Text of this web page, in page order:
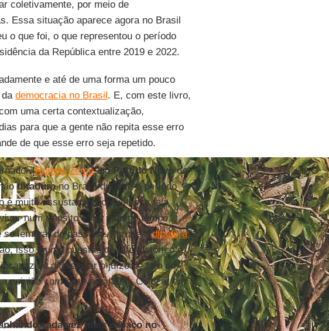
coletivamente, por meio de
Essa situação aparece agora no Brasil
o que foi, o que representou o período
da República entre 2019 e 2022.
e até de uma forma um pouco
democracia no Brasil. E, com este livro,
uma certa contextualização,
para que a gente não repita esse erro
de que esse erro seja repetido.
[Romeu Zema, do Partido Novode
ditadurano Brasil durante o período
é muito assustador, porque essa fala
num trânsito e, ao mesmo tempo,
se lembrar do passado. Porque aditadura
isso é uma questão de fato histórico e
de diferenciar o juízo de fato do
opinião com base nos fatos. Colocar em
cada vez mais espaço no